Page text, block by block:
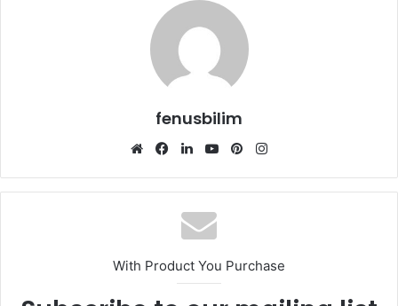
fenusbilim
Web
Facebook
LinkedInYouTubePinterest
With Product You Purchase